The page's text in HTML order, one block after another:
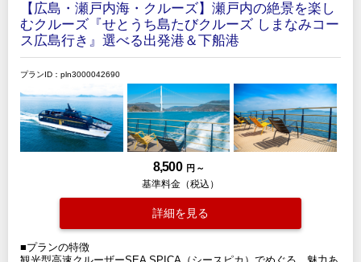
【広島・瀬戸内海・クルーズ】瀬戸内の絶景を楽し
むクルーズ『せとうち島たびクルーズ しまなみコー
ス広島行き』選べる出発港＆下船港
プランID：pln3000042690
8,500 円 ～
基準料金（税込）
詳細を見る
■プランの特徴